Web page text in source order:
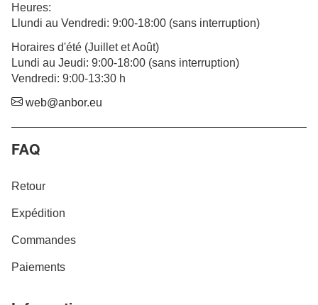
Heures:
Llundi au Vendredi: 9:00-18:00 (sans interruption)
Horaires d'été (Juillet et Août)
Lundi au Jeudi: 9:00-18:00 (sans interruption)
Vendredi: 9:00-13:30 h
web@anbor.eu
FAQ
Retour
Expédition
Commandes
Paiements